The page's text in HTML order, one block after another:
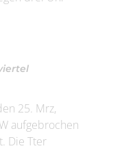
25. Mrz,
aufgebrochen
Die Tter